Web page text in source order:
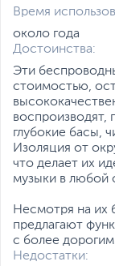
Вес
Вес с упаковкой
Заводские
Срок гарантии
Ссылка на сайт
производителя
Если вы заметили
пожалуйста,
Xарактеристики,
могут отличаться от
Время
около года
Достоинства:
Эти
стоимостью,
воспроизводят,
глубокие басы,
Изоляция от
что делает их
музыки в любой
Несмотря на их
предлагают
с более
Недостатки: